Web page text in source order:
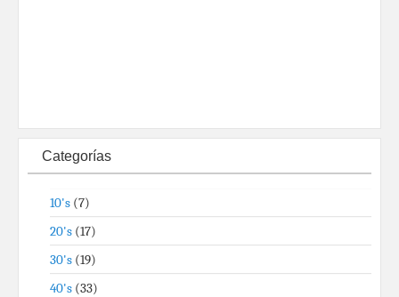
Categorías
10's (7)
20's (17)
30's (19)
40's (33)